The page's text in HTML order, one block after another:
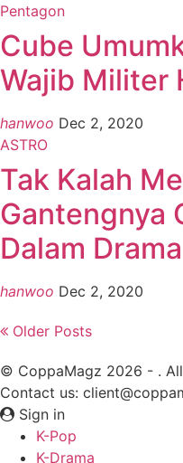
Pentagon
Cube
Wajib Militer
hanwoo Dec 2, 2020
ASTRO
Tak Kalah
Gantengnya
Dalam
hanwoo Dec 2, 2020
Older Posts
© CoppaMagz 2026 - . All
Contact us:
Sign in
K-Pop
K-Drama